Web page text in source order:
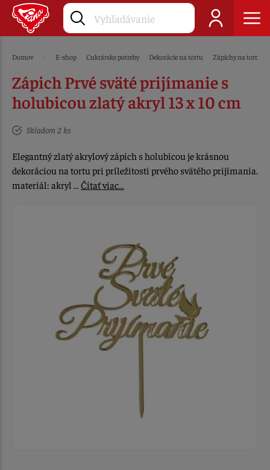
Domov E-shop Cukrárske potreby Dekorácie na tortu Zápichy na tortu
Zápich Prvé sväté prijímanie s
holubicou zlatý akryl 13 x 10 cm
Skladom 2 ks
Elegantný zlatý akrylový zápich s holubicou je krásnou
dekoráciou na tortu pri príležitosti prvého svätého prijímania.
materiál: akryl … Čítať viac…